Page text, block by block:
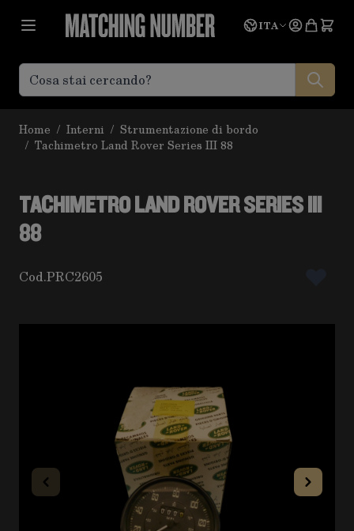
Lingua
ITA
Home / Interni / Strumentazione di bordo
/ Tachimetro Land Rover Series III 88
TACHIMETRO LAND ROVER SERIES III
88
Cod.PRC2605